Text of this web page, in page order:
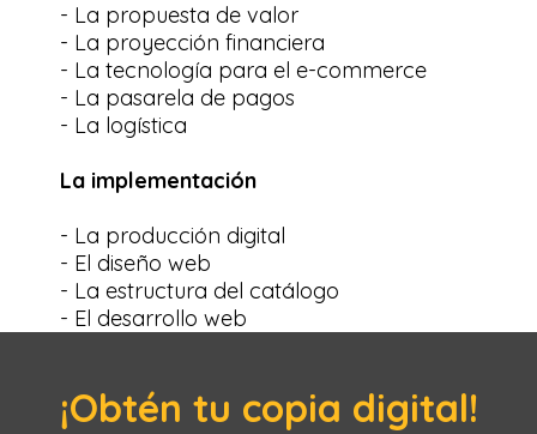
¡Obtén tu copia digital!
- La propuesta de valor
- La proyección financiera
- La tecnología para el e-commerce
- La pasarela de pagos
- La logística
La implementación
- La producción digital
- El diseño web
- La estructura del catálogo
- El desarrollo web